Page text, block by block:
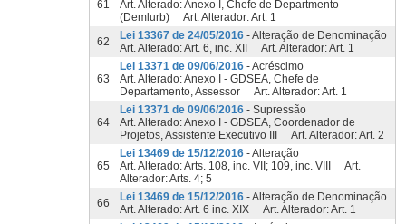
61
Art. Alterado: Anexo I, Chefe de Departmento
(Demlurb) Art. Alterador: Art. 1
62
Lei 13367 de 24/05/2016- Alteração de Denominação
Art. Alterado: Art. 6, inc. XII Art. Alterador: Art. 1
63
Lei 13371 de 09/06/2016- Acréscimo
Art. Alterado: Anexo I - GDSEA, Chefe de
Departamento, Assessor Art. Alterador: Art. 1
64
Lei 13371 de 09/06/2016- Supressão
Art. Alterado: Anexo I - GDSEA, Coordenador de
Projetos, Assistente Executivo III Art. Alterador: Art. 2
65
Lei 13469 de 15/12/2016- Alteração
Art. Alterado: Arts. 108, inc. VII; 109, inc. VIII Art.
Alterador: Arts. 4; 5
66
Lei 13469 de 15/12/2016- Alteração de Denominação
Art. Alterado: Art. 6 inc. XIX Art. Alterador: Art. 1